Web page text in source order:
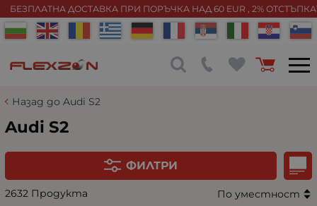
БЕЗПЛАТНА ДОСТАВКА ПРИ ПОРЪЧКА НАД 60 EUR , 2%
Назад до Audi S2
Audi S2
ФИЛТРИ
2632 Продукта По уместност